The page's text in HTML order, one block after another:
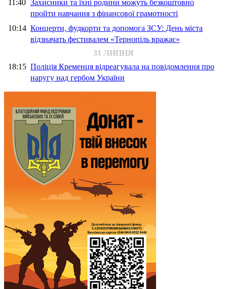
11:40 Захисники та їхні родини можуть безкоштовно
пройти навчання з фінансової грамотності
10:14 Концерти, фудкорти та допомога ЗСУ: День міста
відзначать фестивалем «Тернопіль вражає»
31 ЛИПНЯ
18:15 Поліція Кременця відреагувала на повідомлення про
наругу над гербом України